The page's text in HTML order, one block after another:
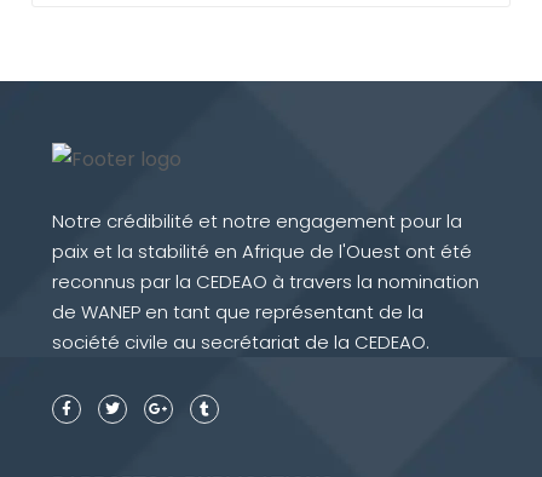
Notre crédibilité et notre engagement pour la
paix et la stabilité en Afrique de l'Ouest ont été
reconnus par la CEDEAO à travers la nomination
de WANEP en tant que représentant de la
société civile au secrétariat de la CEDEAO.